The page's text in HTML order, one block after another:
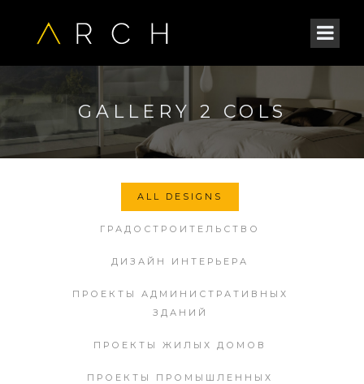
GALLERY 2 COLS
ALL DESIGNS
ГРАДОСТРОИТЕЛЬСТВО
ДИЗАЙН ИНТЕРЬЕРА
ПРОЕКТЫ АДМИНИСТРАТИВНЫХ
ЗДАНИЙ
ПРОЕКТЫ ЖИЛЫХ ДОМОВ
ПРОЕКТЫ ПРОМЫШЛЕННЫХ